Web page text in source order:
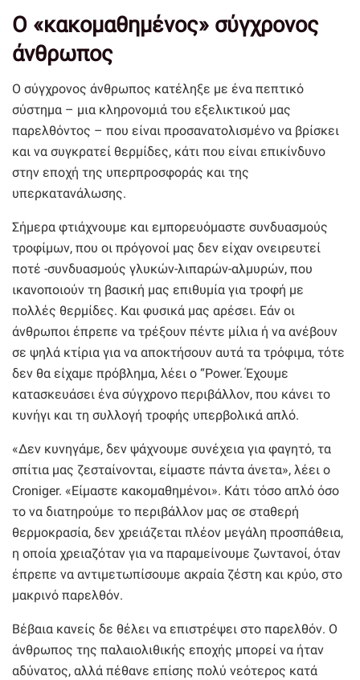
Ο «κακομαθημένος» σύγχρονος
άνθρωπος
Ο σύγχρονος άνθρωπος κατέληξε με ένα πεπτικό
σύστημα – μια κληρονομιά του εξελικτικού μας
παρελθόντος – που είναι προσανατολισμένο να βρίσκει
και να συγκρατεί θερμίδες, κάτι που είναι επικίνδυνο
στην εποχή της υπερπροσφοράς και της
υπερκατανάλωσης.
Σήμερα φτιάχνουμε και εμπορευόμαστε συνδυασμούς
τροφίμων, που οι πρόγονοί μας δεν είχαν ονειρευτεί
ποτέ -συνδυασμούς γλυκών-λιπαρών-αλμυρών, που
ικανοποιούν τη βασική μας επιθυμία για τροφή με
πολλές θερμίδες. Και φυσικά μας αρέσει. Εάν οι
άνθρωποι έπρεπε να τρέξουν πέντε μίλια ή να ανέβουν
σε ψηλά κτίρια για να αποκτήσουν αυτά τα τρόφιμα, τότε
δεν θα είχαμε πρόβλημα, λέει ο “Power. Έχουμε
κατασκευάσει ένα σύγχρονο περιβάλλον, που κάνει το
κυνήγι και τη συλλογή τροφής υπερβολικά απλό.
«Δεν κυνηγάμε, δεν ψάχνουμε συνέχεια για φαγητό, τα
σπίτια μας ζεσταίνονται, είμαστε πάντα άνετα», λέει ο
Croniger. «Είμαστε κακομαθημένοι». Κάτι τόσο απλό όσο
το να διατηρούμε το περιβάλλον μας σε σταθερή
θερμοκρασία, δεν χρειάζεται πλέον μεγάλη προσπάθεια,
η οποία χρειαζόταν για να παραμείνουμε ζωντανοί, όταν
έπρεπε να αντιμετωπίσουμε ακραία ζέστη και κρύο, στο
μακρινό παρελθόν.
Βέβαια κανείς δε θέλει να επιστρέψει στο παρελθόν. Ο
άνθρωπος της παλαιολιθικής εποχής μπορεί να ήταν
αδύνατος, αλλά πέθανε επίσης πολύ νεότερος κατά